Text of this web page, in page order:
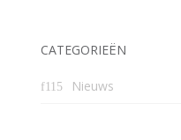
CATEGORIEËN
Nieuws